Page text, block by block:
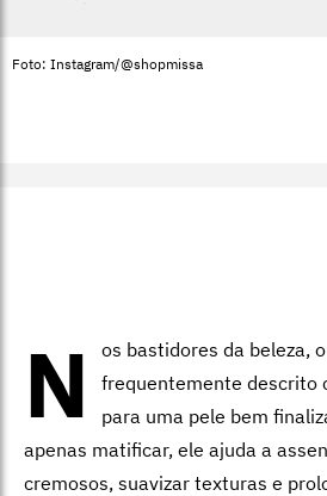
Foto: Instagram/@shopmissa
N os bastidores da beleza, o
frequentemente descrito
para uma pele bem
apenas matificar, ele ajuda a
cremosos, suavizar texturas e